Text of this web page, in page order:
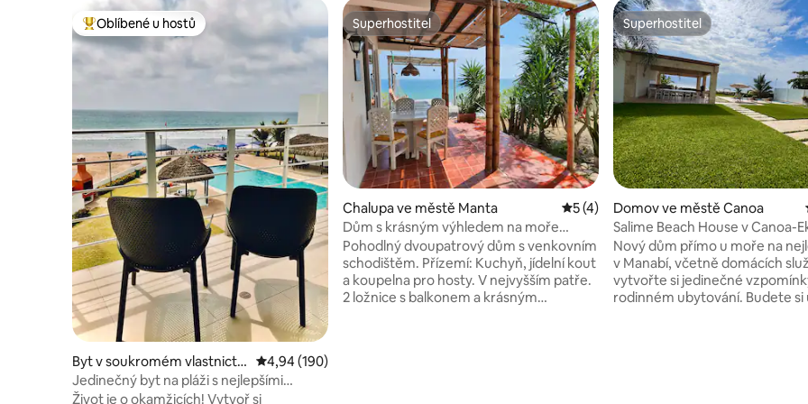
Nejlepší v kategorii Oblíbené u hostů
Oblíbené u hostů
Byt v soukromém vlastnictví
ve městě Manglaralto
Průměrné hodnocení 4,94 z 5, 190 hodnocení
4,94 (190)
Jedinečný byt na pláži s nejlepšími
západy slunce
Život je o okamžicích! Vytvoř si
Superhostitel
Superhostitel
Chalupa ve městě Manta Průměrné hodnocení 5 z 5, 4 hodnocení
5 (4)
Dům s krásným výhledem na moře
a rozsáhlou zahradou
Pohodlný dvoupatrový dům s venkovním
schodištěm. Přízemí: Kuchyň, jídelní kout
a koupelna pro hosty. V nejvyšším patře.
2 ložnice s balkonem a krásným
Superhostitel
Superhostitel
Domov ve městě Canoa
Salime Beach House v Canoa-
Nový dům přímo u moře na
v Manabí, včetně domácích
vytvořte si jedinečné
rodinném ubytování. Budete si